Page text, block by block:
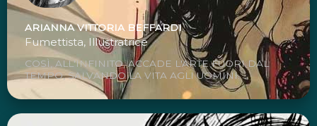
ARIANNA VITTORIA BEFFARDI
Fumettista, Illustratrice
COSÌ, ALL'INFINITO, ACCADE L'ARTE FUORI DAL
TEMPO, SALVANDO LA VITA AGLI UOMINI.